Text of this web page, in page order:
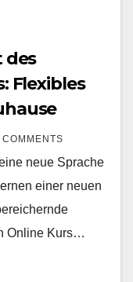
des
Flexibles
COMMENTS
neue Sprache
einer neuen
Online Kurs…